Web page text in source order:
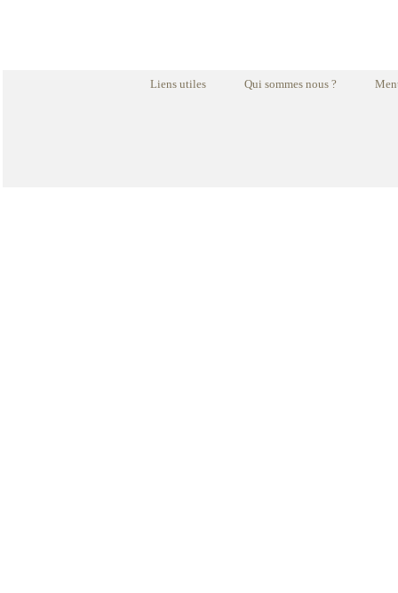
Liens utiles Qui sommes nous ?